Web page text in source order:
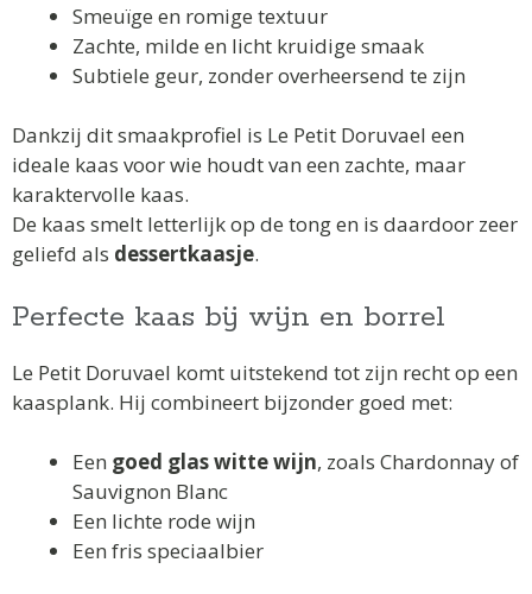
Smeuïge en romige textuur
Zachte, milde en licht kruidige smaak
Subtiele geur, zonder overheersend te zijn
Dankzij dit smaakprofiel is Le Petit Doruvael een
ideale kaas voor wie houdt van een zachte, maar
karaktervolle kaas.
De kaas smelt letterlijk op de tong en is daardoor zeer
geliefd als dessertkaasje.
Perfecte kaas bij wijn en borrel
Le Petit Doruvael komt uitstekend tot zijn recht op een
kaasplank. Hij combineert bijzonder goed met:
Een goed glas witte wijn, zoals Chardonnay of
Sauvignon Blanc
Een lichte rode wijn
Een fris speciaalbier